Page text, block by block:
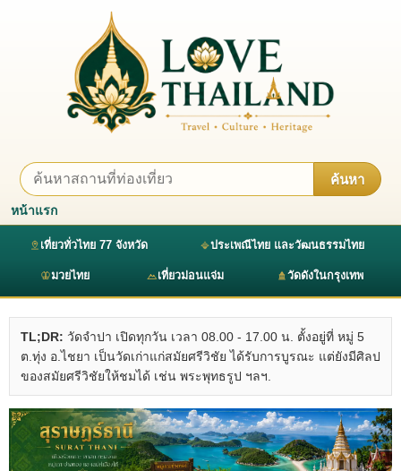
ค้นหา
หน้าแรก
เที่ยวทั่วไทย 77 จังหวัด ประเพณีไทย และวัฒนธรรมไทย
มวยไทย เที่ยวม่อนแจ่ม วัดดังในกรุงเทพ
TL;DR: วัดจำปา เปิดทุกวัน เวลา 08.00 - 17.00 น. ตั้งอยู่ที่ หมู่ 5
ต.ทุ่ง อ.ไชยา เป็นวัดเก่าแก่สมัยศรีวิชัย ได้รับการบูรณะ แต่ยังมีศิลป
ของสมัยศรีวิชัยให้ชมได้ เช่น พระพุทธรูป ฯลฯ.